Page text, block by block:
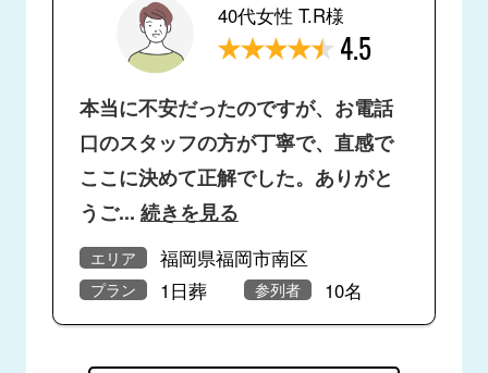
40代女性 T.R様
4.5
本当に不安だったのですが、お電話
口のスタッフの方が丁寧で、直感で
ここに決めて正解でした。ありがと
うご... 続きを見る
エリア 福岡県福岡市南区
プラン 1日葬 参列者 10名